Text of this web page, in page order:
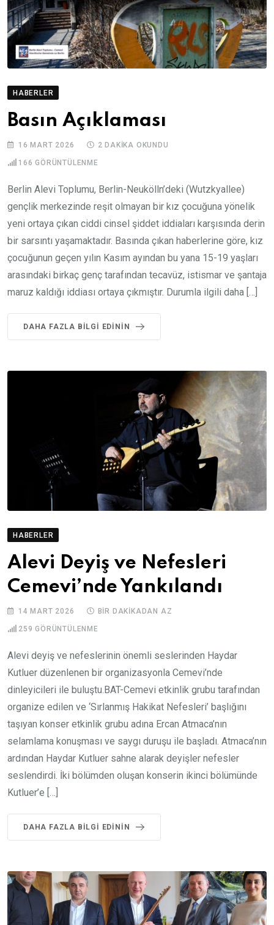
HABERLER
Basın Açıklaması
16 MART 2026 2 DAKIKA OKUNDU
166 GÖRÜNTÜLENME
Berlin Alevi Toplumu, Berlin-Neukölln’deki (Wutzkyallee)
gençlik merkezinde reşit olmayan bir kız çocuğuna yönelik
yeni ortaya çıkan ciddi cinsel şiddet iddiaları karşısında derin
bir sarsıntı yaşamaktadır. Basında çıkan haberlerine göre, kız
çocuğunun geçen yılın Kasım ayından bu yana 15-19 yaşları
arasındaki birkaç genç tarafından tecavüz, istismar ve şantaja
maruz kaldığı iddiası ortaya çıkmıştır. Durumla ilgili daha […]
DAHA FAZLA BILGI EDININ
HABERLER
Alevi Deyiş ve Nefesleri
Cemevi’nde Yankılandı
14 MART 2026 BIR DAKIKADAN AZ
259 GÖRÜNTÜLENME
Alevi deyiş ve nefeslerinin önemli seslerinden Haydar
Kutluer düzenlenen bir organizasyonla Cemevi’nde
dinleyicileri ile buluştu.BAT-Cemevi etkinlik grubu tarafından
organize edilen ve ‘Sırlanmış Hakikat Nefesleri’ başlığını
taşıyan konser etkinlik grubu adına Ercan Atmaca’nın
selamlama konuşması ve saygı duruşu ile başladı. Atmaca’nın
ardından Haydar Kutluer sahne alarak deyişler nefesler
seslendirdi. İki bölümden oluşan konserin ikinci bölümünde
Kutluer’e […]
DAHA FAZLA BILGI EDININ